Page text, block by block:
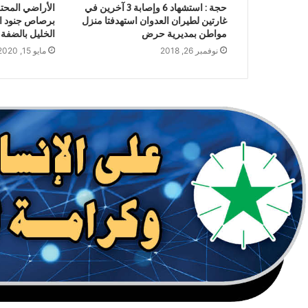
حجة : استشهاد 6 وإصابة 3 آخرين في
غارتين لطيران العدوان استهدفتا منزل
مواطن بمديرية حرض
نوفمبر 26, 2018
الأراضي
برصاص جنود
الخليل بالضفة
مايو 15, 2020